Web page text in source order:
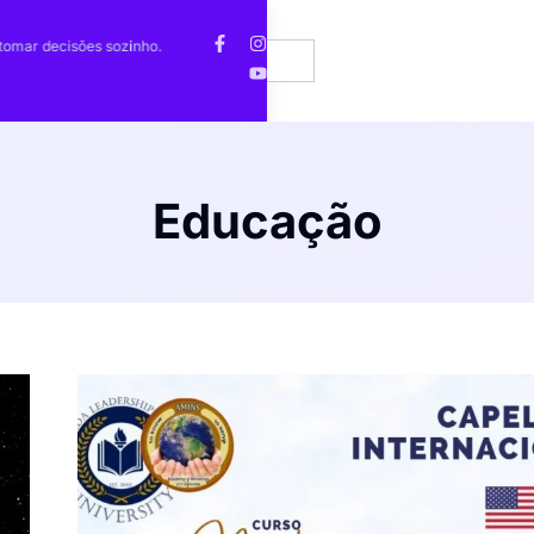
decisões sozinho.
Comunidade Brasileira lança Workshop
Notícias EN
Educação